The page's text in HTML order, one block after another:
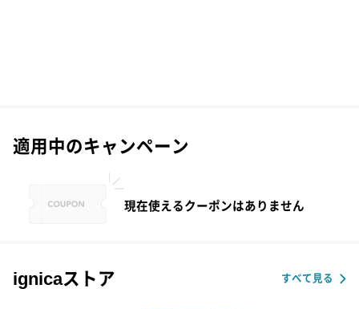
適用中のキャンペーン
現在使えるクーポンはありません
ignicaストア すべて見る